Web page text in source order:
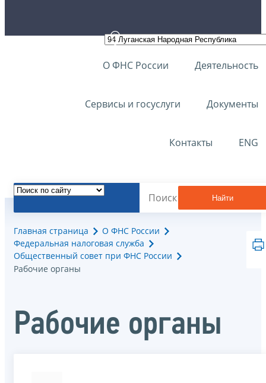
О ФНС России Деятельность
Сервисы и госуслуги Документы
Контакты ENG
Найти
Главная страница
О ФНС России
Федеральная налоговая служба
Общественный совет при ФНС России
Рабочие органы
Рабочие органы